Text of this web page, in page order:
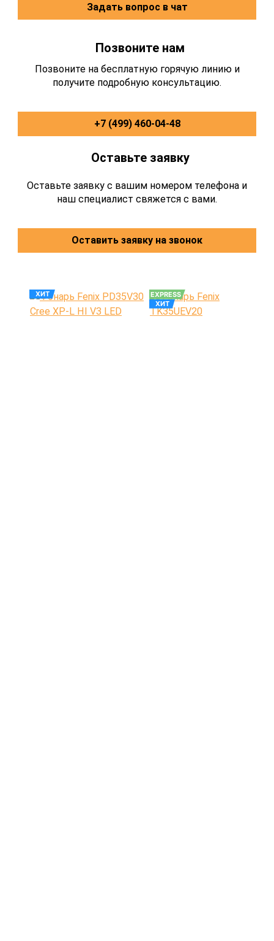
Задать вопрос в чат
Позвоните нам
Позвоните на бесплатную горячую линию и
получите подробную консультацию.
+7 (499) 460-04-48
Оставьте заявку
Оставьте заявку с вашим номером телефона и
наш специалист свяжется с вами.
Оставить заявку на звонок
ХИТ
EXPRESS
ХИТ